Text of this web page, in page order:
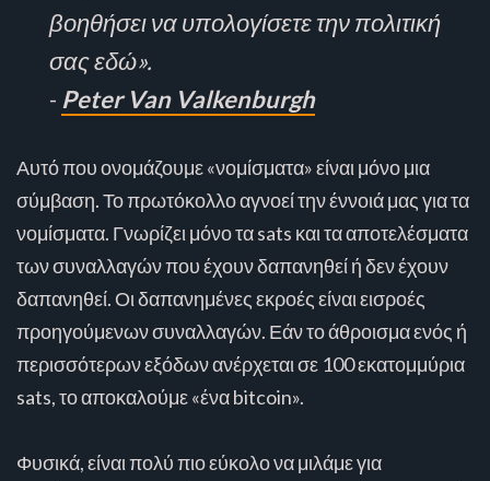
βοηθήσει να υπολογίσετε την πολιτική
σας εδώ».
- Peter Van Valkenburgh
Αυτό που ονομάζουμε «νομίσματα» είναι μόνο μια
σύμβαση. Το πρωτόκολλο αγνοεί την έννοιά μας για τα
νομίσματα. Γνωρίζει μόνο τα sats και τα αποτελέσματα
των συναλλαγών που έχουν δαπανηθεί ή δεν έχουν
δαπανηθεί. Οι δαπανημένες εκροές είναι εισροές
προηγούμενων συναλλαγών. Εάν το άθροισμα ενός ή
περισσότερων εξόδων ανέρχεται σε 100 εκατομμύρια
sats, το αποκαλούμε «ένα bitcoin».
Φυσικά, είναι πολύ πιο εύκολο να μιλάμε για